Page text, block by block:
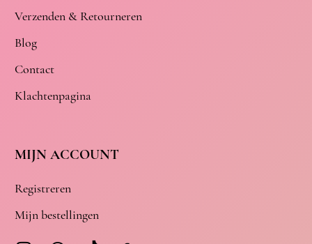
Verzenden & Retourneren
Blog
Contact
Klachtenpagina
MIJN ACCOUNT
Registreren
Mijn bestellingen